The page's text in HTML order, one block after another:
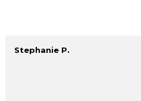
Stephanie P.